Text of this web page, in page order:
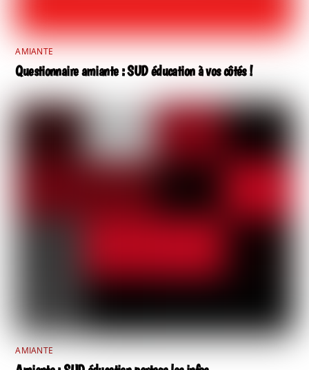
AMIANTE
Questionnaire amiante : SUD éducation à vos côtés !
AMIANTE